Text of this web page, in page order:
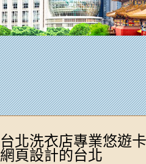
台北洗衣店專業悠遊
網頁設計的台北